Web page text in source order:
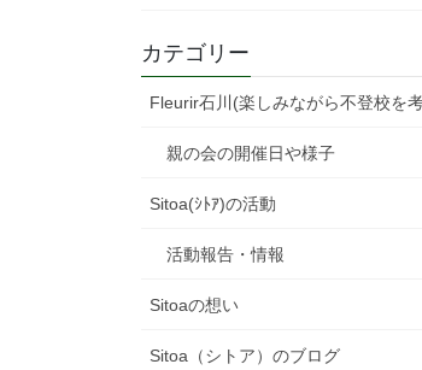
カテゴリー
Fleurir石川(楽しみながら不登校を
親の会の開催日や様子
Sitoa(ｼﾄｱ)の活動
活動報告・情報
Sitoaの想い
Sitoa（シトア）のブログ